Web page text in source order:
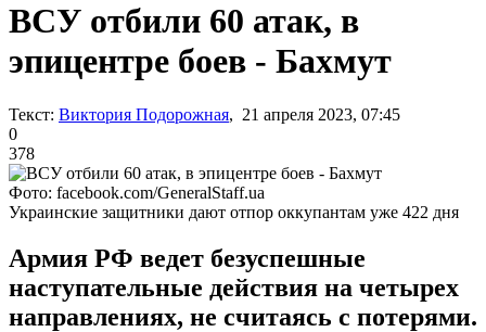
ВСУ отбили 60 атак, в
эпицентре боев - Бахмут
Текст: Виктория Подорожная, 21 апреля 2023, 07:45
0
378
Фото: facebook.com/GeneralStaff.ua
Украинские защитники дают отпор оккупантам уже 422 дня
Армия РФ ведет безуспешные
наступательные действия на четырех
направлениях, не считаясь с потерями.